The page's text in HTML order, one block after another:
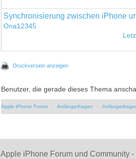
Synchronisierung zwischen iPhone
Ona12345
Druckversion anzeigen
Benutzer, die gerade dieses Thema
Apple iPhone Forum Anfängerfragen
Apple iPhone Forum und Community -